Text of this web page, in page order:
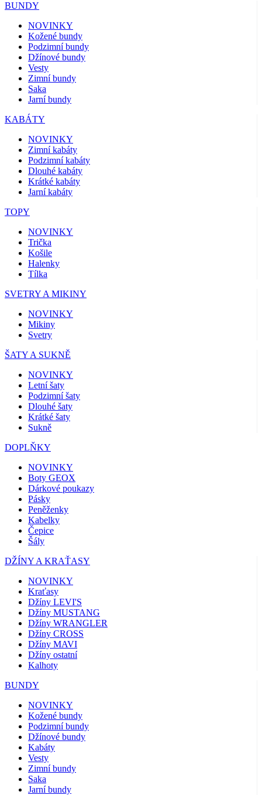
BUNDY
NOVINKY
Kožené bundy
Podzimní bundy
Džínové bundy
Vesty
Zimní bundy
Saka
Jarní bundy
KABÁTY
NOVINKY
Zimní kabáty
Podzimní kabáty
Dlouhé kabáty
Krátké kabáty
Jarní kabáty
TOPY
NOVINKY
Trička
Košile
Halenky
Tílka
SVETRY A MIKINY
NOVINKY
Mikiny
Svetry
ŠATY A SUKNĚ
NOVINKY
Letní šaty
Podzimní šaty
Dlouhé šaty
Krátké šaty
Sukně
DOPLŇKY
NOVINKY
Boty GEOX
Dárkové poukazy
Pásky
Peněženky
Kabelky
Čepice
Šály
DŽÍNY A KRAŤASY
NOVINKY
Kraťasy
Džíny LEVI'S
Džíny MUSTANG
Džíny WRANGLER
Džíny CROSS
Džíny MAVI
Džíny ostatní
Kalhoty
BUNDY
NOVINKY
Kožené bundy
Podzimní bundy
Džínové bundy
Kabáty
Vesty
Zimní bundy
Saka
Jarní bundy